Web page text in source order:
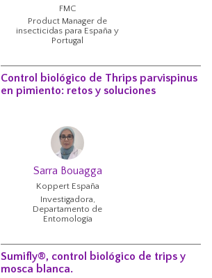
FMC
Product Manager de
insecticidas para España y
Portugal
Control biológico de Thrips parvispinus
en pimiento: retos y soluciones
Sarra Bouagga
Koppert España
Investigadora,
Departamento de
Entomología
Sumifly®, control biológico de trips y
mosca blanca.